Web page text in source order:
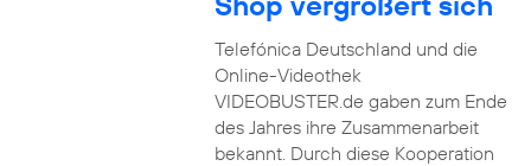
Telefónica Deutschland und die
Online-Videothek
VIDEOBUSTER.de gaben zum Ende
des Jahres ihre Zusammenarbeit
bekannt. Durch diese Kooperation